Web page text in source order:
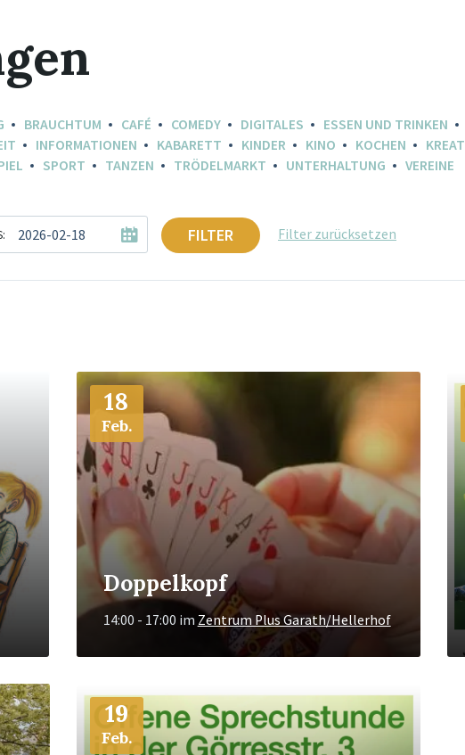
BRAUCHTUM CAFÉ COMEDY DIGITALES ESSEN UND TRINKEN
INFORMATIONEN KABARETT KINDER KINO KOCHEN
SPORT TANZEN TRÖDELMARKT UNTERHALTUNG VEREINE
FILTER Filter zurücksetzen
18
Feb.
Doppelkopf
14:00 - 17:00 im Zentrum Plus Garath/Hellerhof
Mehr
19
Feb.
Mehr